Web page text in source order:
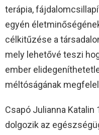
terápia,
egyén
célkitűzése a
mely lehetővé teszi
ember
méltóságának
Csapó Julianna Katalin
dolgozik az